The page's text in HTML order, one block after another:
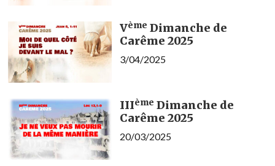
Vème Dimanche de
Carême 2025
3/04/2025
IIIème Dimanche de
Carême 2025
20/03/2025